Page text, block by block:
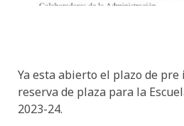
Ya esta abierto el plazo de
reserva de plaza para la
2023-24.